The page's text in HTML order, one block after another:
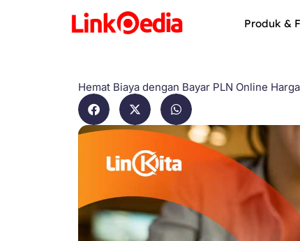
Produk &
Hemat Biaya dengan Bayar PLN Online